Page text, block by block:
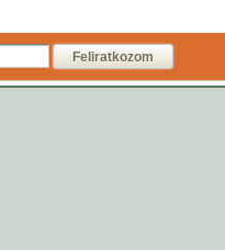
Feliratkozom